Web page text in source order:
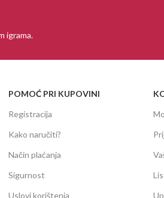
igrama.
POMOĆ PRI KUPOVINI
Registracija
Kako naručiti?
Način plaćanja
Sigurnost
Uslovi korištenja